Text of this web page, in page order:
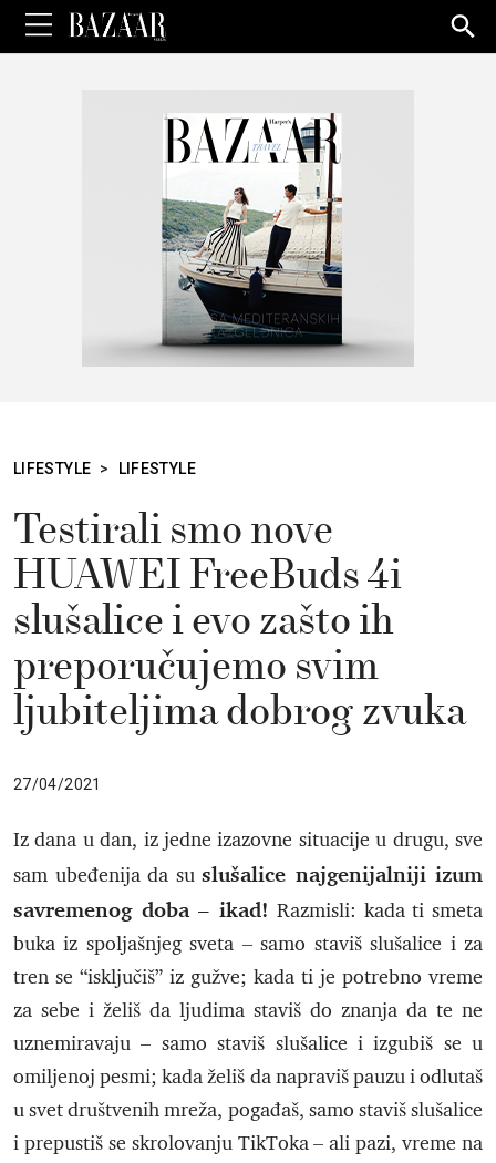
for:
LIFESTYLE > LIFESTYLE
Testirali smo nove
HUAWEI FreeBuds 4i
slušalice i evo zašto ih
preporučujemo svim
ljubiteljima dobrog zvuka
27/04/2021
Iz dana u dan, iz jedne izazovne situacije u drugu, sve
sam ubeđenija da su slušalice najgenijalniji izum
savremenog doba – ikad!Razmisli: kada ti smeta
buka iz spoljašnjeg sveta – samo staviš slušalice i za
tren se “isključiš” iz gužve; kada ti je potrebno vreme
za sebe i želiš da ljudima staviš do znanja da te ne
uznemiravaju – samo staviš slušalice i izgubiš se u
omiljenoj pesmi; kada želiš da napraviš pauzu i odlutaš
u svet društvenih mreža, pogađaš, samo staviš slušalice
i prepustiš se skrolovanju TikToka – ali pazi, vreme na